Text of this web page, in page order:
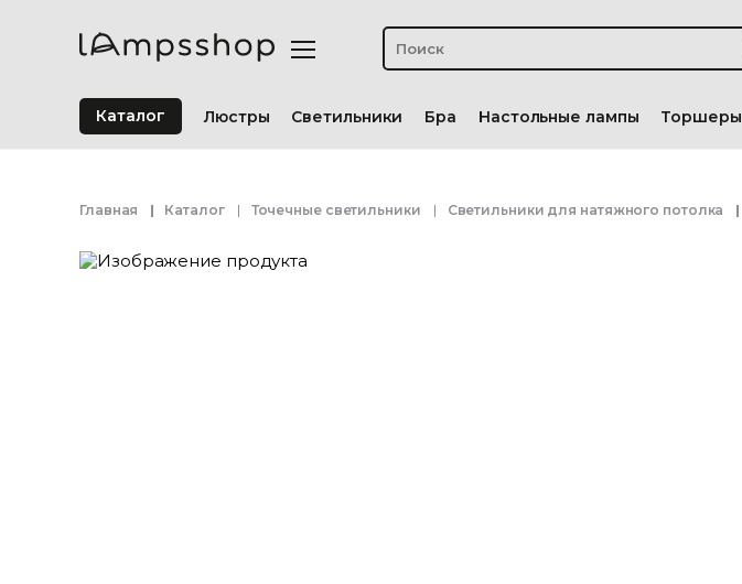
Каталог Люстры Светильники Бра Настольные лампы Торшеры
Главная Каталог Точечные светильники Светильники для натяжного потолка